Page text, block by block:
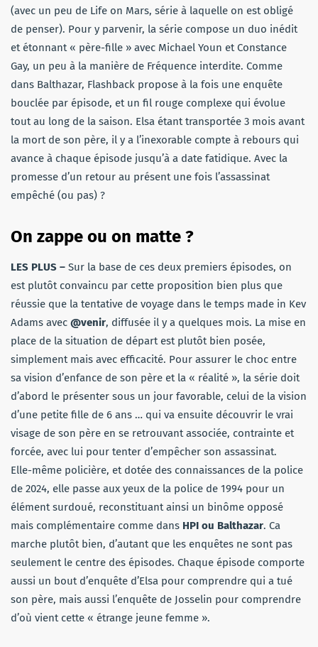
(avec un peu de Life on Mars, série à laquelle on est obligé
de penser). Pour y parvenir, la série compose un duo inédit
et étonnant « père-fille » avec Michael Youn et Constance
Gay, un peu à la manière de Fréquence interdite. Comme
dans Balthazar, Flashback propose à la fois une enquête
bouclée par épisode, et un fil rouge complexe qui évolue
tout au long de la saison. Elsa étant transportée 3 mois avant
la mort de son père, il y a l’inexorable compte à rebours qui
avance à chaque épisode jusqu’à a date fatidique. Avec la
promesse d’un retour au présent une fois l’assassinat
empêché (ou pas) ?
On zappe ou on matte ?
LES PLUS – Sur la base de ces deux premiers épisodes, on
est plutôt convaincu par cette proposition bien plus que
réussie que la tentative de voyage dans le temps made in Kev
Adams avec @venir, diffusée il y a quelques mois. La mise en
place de la situation de départ est plutôt bien posée,
simplement mais avec efficacité. Pour assurer le choc entre
sa vision d’enfance de son père et la « réalité », la série doit
d’abord le présenter sous un jour favorable, celui de la vision
d’une petite fille de 6 ans … qui va ensuite découvrir le vrai
visage de son père en se retrouvant associée, contrainte et
forcée, avec lui pour tenter d’empêcher son assassinat.
Elle-même policière, et dotée des connaissances de la police
de 2024, elle passe aux yeux de la police de 1994 pour un
élément surdoué, reconstituant ainsi un binôme opposé
mais complémentaire comme dans HPI ou Balthazar. Ca
marche plutôt bien, d’autant que les enquêtes ne sont pas
seulement le centre des épisodes. Chaque épisode comporte
aussi un bout d’enquête d’Elsa pour comprendre qui a tué
son père, mais aussi l’enquête de Josselin pour comprendre
d’où vient cette « étrange jeune femme ».